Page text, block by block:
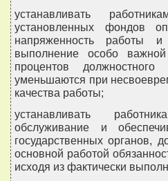
устанавливать
установленных фондов
напряженность работы
выполнение особо
процентов
уменьшаются при
качества работы;
устанавливать
обслуживание и
государственных органов,
основной работой
исходя из фактически